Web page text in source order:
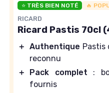
⭐ TRÈS BIEN NOTÉ 🔥
RICARD
Ricard Pastis 70cl
＋ Authentique Pastis
reconnu
＋
Pack complet :
fournis